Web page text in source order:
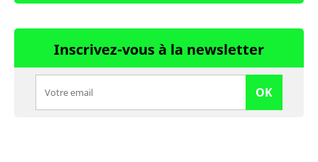
Inscrivez-vous à la newsletter
OK